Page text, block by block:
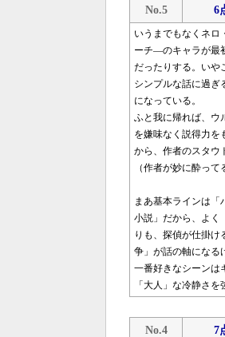
No.5 6
いうまでもなくネロ
ーチ―のキャラが最
だったりする。いや
シンプルな話に過ぎ
になっている。
ふと我に帰れば、ウ
を嫌味なく説得力を
から、作者のスタウ
（作者が妙に酔っ
まあ基本ラインは
小説」だから、よく
りも、探偵が仕掛け
争」が話の軸になる
一番好きなシーンは
「大人」な冷静さを
No.4 7